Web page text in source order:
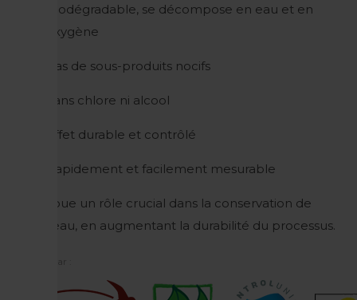
Biodégradable, se décompose en eau et en
oxygène
Pas de sous-produits nocifs
Sans chlore ni alcool
Effet durable et contrôlé
Rapidement et facilement mesurable
Joue un rôle crucial dans la conservation de
l'eau, en augmentant la durabilité du processus.
Certifié par :